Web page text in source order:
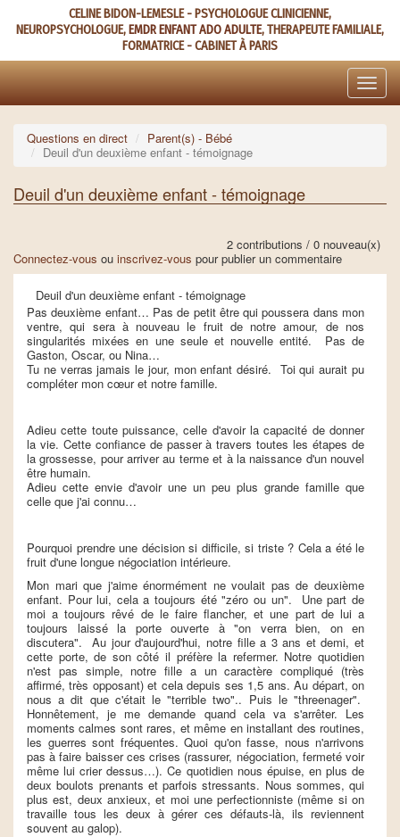
contenu
CELINE BIDON-LEMESLE - PSYCHOLOGUE CLINICIENNE,
NEUROPSYCHOLOGUE,EMDR ENFANT ADO ADULTE, THERAPEUTE FAMILIALE,
FORMATRICE - CABINET À PARIS
Toggle
Questions en direct
Parent(s) - Bébé
Deuil d'un deuxième enfant - témoignage
Deuil d'un deuxième enfant - témoignage
2 contributions / 0 nouveau(x)
Connectez-vous ou inscrivez-vous pour publier un commentaire
Deuil d'un deuxième enfant - témoignage
Pas deuxième enfant… Pas de petit être qui poussera dans mon
ventre, qui sera à nouveau le fruit de notre amour, de nos
singularités mixées en une seule et nouvelle entité. Pas de
Gaston, Oscar, ou Nina…
Tu ne verras jamais le jour, mon enfant désiré. Toi qui aurait pu
compléter mon cœur et notre famille.
Adieu cette toute puissance, celle d'avoir la capacité de donner
la vie. Cette confiance de passer à travers toutes les étapes de
la grossesse, pour arriver au terme et à la naissance d'un nouvel
être humain.
Adieu cette envie d'avoir une un peu plus grande famille que
celle que j'ai connu…
Pourquoi prendre une décision si difficile, si triste ? Cela a été le
fruit d'une longue négociation intérieure.
Mon mari que j'aime énormément ne voulait pas de deuxième
enfant. Pour lui, cela a toujours été "zéro ou un". Une part de
moi a toujours rêvé de le faire flancher, et une part de lui a
toujours laissé la porte ouverte à "on verra bien, on en
discutera". Au jour d'aujourd'hui, notre fille a 3 ans et demi, et
cette porte, de son côté il préfère la refermer. Notre quotidien
n'est pas simple, notre fille a un caractère compliqué (très
affirmé, très opposant) et cela depuis ses 1,5 ans. Au départ, on
nous a dit que c'était le "terrible two".. Puis le "threenager".
Honnêtement, je me demande quand cela va s'arrêter. Les
moments calmes sont rares, et même en installant des routines,
les guerres sont fréquentes. Quoi qu'on fasse, nous n'arrivons
pas à faire baisser ces crises (rassurer, négociation, fermeté voir
même lui crier dessus…). Ce quotidien nous épuise, en plus de
deux boulots prenants et parfois stressants. Nous sommes, qui
plus est, deux anxieux, et moi une perfectionniste (même si on
travaille tous les deux à gérer ces défauts-là, ils reviennent
souvent au galop).